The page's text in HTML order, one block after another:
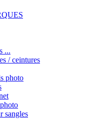
...
/ ceintures
photo
sangles